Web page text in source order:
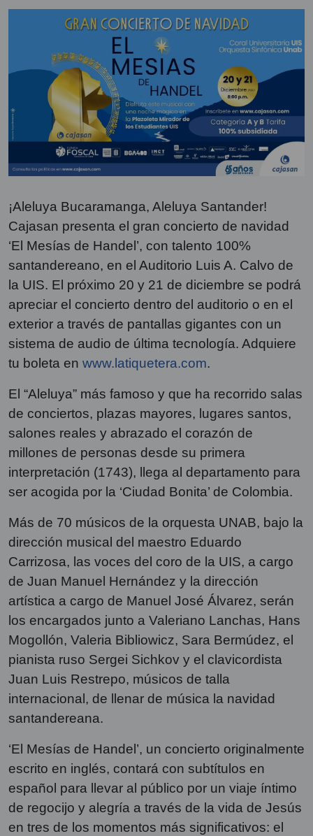
¡Aleluya Bucaramanga, Aleluya Santander!
Cajasan presenta el gran concierto de navidad
‘El Mesías de Handel’, con talento 100%
santandereano, en el Auditorio Luis A. Calvo de
la UIS. El próximo 20 y 21 de diciembre se podrá
apreciar el concierto dentro del auditorio o en el
exterior a través de pantallas gigantes con un
sistema de audio de última tecnología. Adquiere
tu boleta en www.latiquetera.com.
El “Aleluya” más famoso y que ha recorrido salas
de conciertos, plazas mayores, lugares santos,
salones reales y abrazado el corazón de
millones de personas desde su primera
interpretación (1743), llega al departamento para
ser acogida por la ‘Ciudad Bonita’ de Colombia.
Más de 70 músicos de la orquesta UNAB, bajo la
dirección musical del maestro Eduardo
Carrizosa, las voces del coro de la UIS, a cargo
de Juan Manuel Hernández y la dirección
artística a cargo de Manuel José Álvarez, serán
los encargados junto a Valeriano Lanchas, Hans
Mogollón, Valeria Bibliowicz, Sara Bermúdez, el
pianista ruso Sergei Sichkov y el clavicordista
Juan Luis Restrepo, músicos de talla
internacional, de llenar de música la navidad
santandereana.
‘El Mesías de Handel’, un concierto originalmente
escrito en inglés, contará con subtítulos en
español para llevar al público por un viaje íntimo
de regocijo y alegría a través de la vida de Jesús
en tres de los momentos más significativos: el